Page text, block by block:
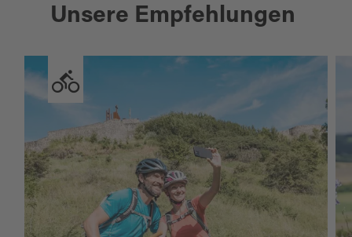
Unsere Empfehlungen